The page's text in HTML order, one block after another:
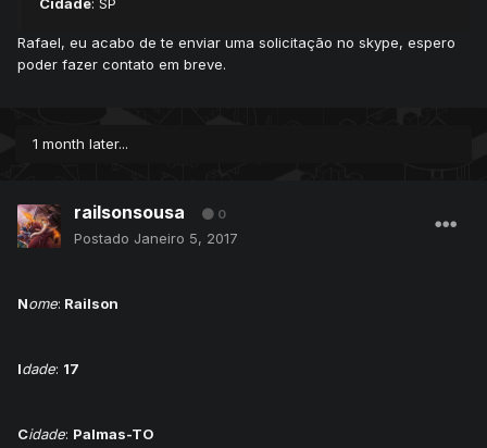
Cidade: SP
Rafael, eu acabo de te enviar uma solicitação no skype, espero
poder fazer contato em breve.
1 month later...
railsonsousa 0
Postado Janeiro 5, 2017
Nome: Railson
Idade: 17
Cidade: Palmas-TO